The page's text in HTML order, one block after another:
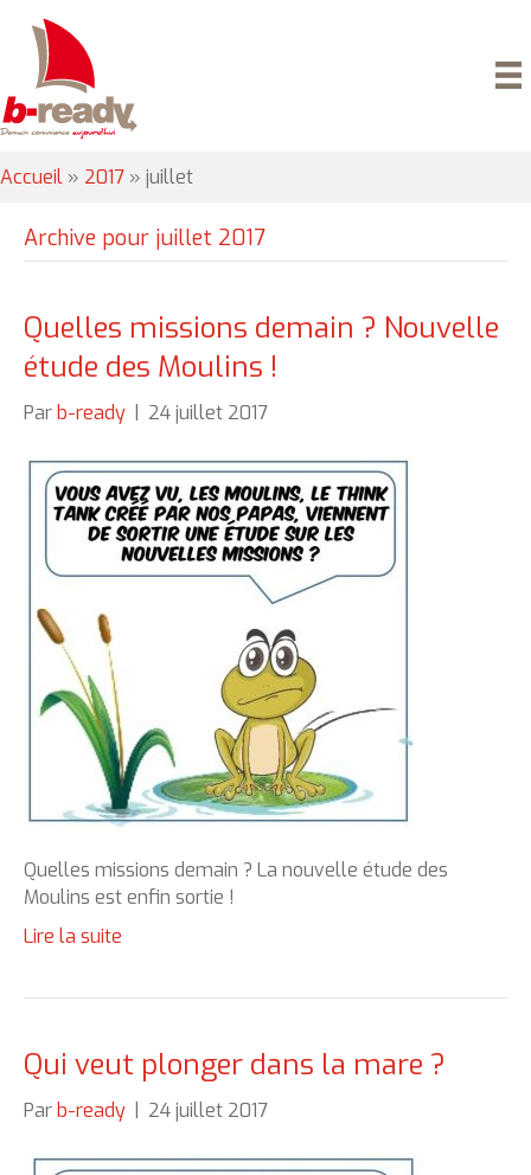
Accueil » 2017 » juillet
Archive pour juillet 2017
Quelles missions demain ? Nouvelle
étude des Moulins !
Par b-ready 24 juillet 2017
Quelles missions demain ? La nouvelle étude des
Moulins est enfin sortie !
Lire la suite
Qui veut plonger dans la mare ?
Par b-ready 24 juillet 2017